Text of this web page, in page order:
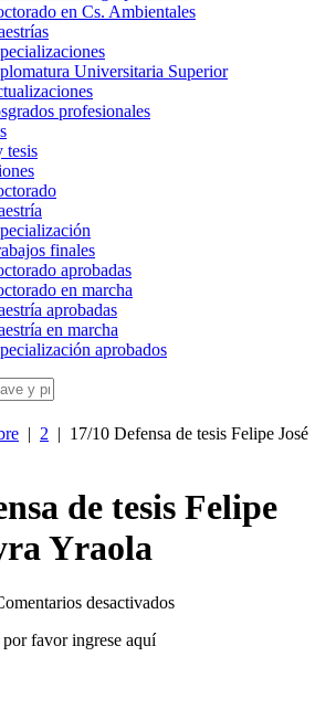
en Cs. Ambientales
Universitaria Superior
profesionales
tesis
finales
aprobadas
en marcha
aprobadas
en marcha
aprobados
| 2 | 17/10 Defensa de tesis Felipe José
de tesis Felipe
Yraola
desactivadosen
favor ingrese aquí